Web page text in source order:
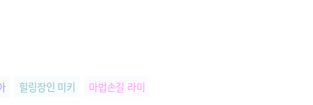
힐링장인 미키 마법손길 라미